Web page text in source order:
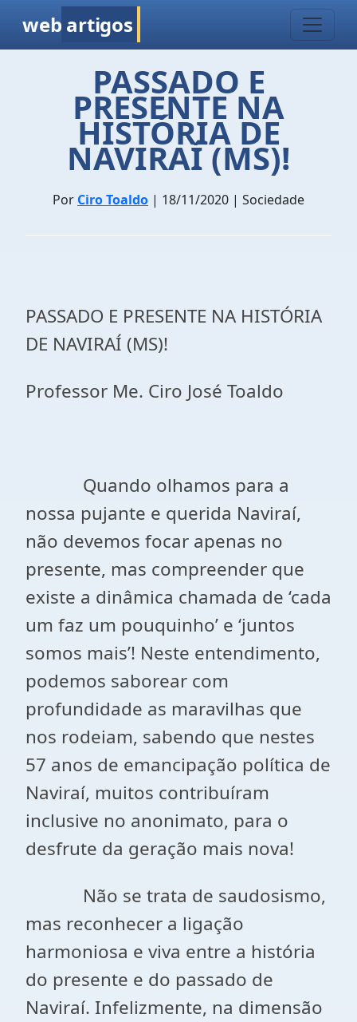
web artigos
PASSADO E
PRESENTE NA
HISTÓRIA DE
NAVIRAÍ (MS)!
Por Ciro Toaldo | 18/11/2020 | Sociedade
PASSADO E PRESENTE NA HISTÓRIA
DE NAVIRAÍ (MS)!
Professor Me. Ciro José Toaldo
Quando olhamos para a
nossa pujante e querida Naviraí,
não devemos focar apenas no
presente, mas compreender que
existe a dinâmica chamada de ‘cada
um faz um pouquinho’ e ‘juntos
somos mais’! Neste entendimento,
podemos saborear com
profundidade as maravilhas que
nos rodeiam, sabendo que nestes
57 anos de emancipação política de
Naviraí, muitos contribuíram
inclusive no anonimato, para o
desfrute da geração mais nova!
Não se trata de saudosismo,
mas reconhecer a ligação
harmoniosa e viva entre a história
do presente e do passado de
Naviraí. Infelizmente, na dimensão